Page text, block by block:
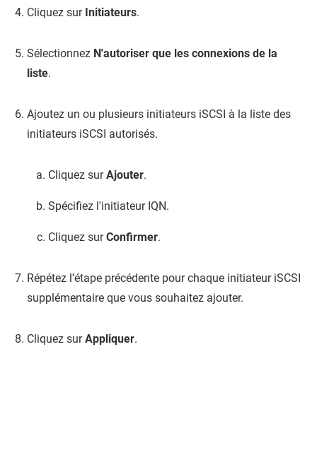
Cliquez sur Initiateurs.
Sélectionnez N'autoriser que les connexions de la
liste.
Ajoutez un ou plusieurs initiateurs iSCSI à la liste des
initiateurs iSCSI autorisés.
Cliquez surAjouter.
Spécifiez l'initiateur IQN.
Cliquez surConfirmer.
Répétez l'étape précédente pour chaque initiateur iSCSI
supplémentaire que vous souhaitez ajouter.
Cliquez surAppliquer.